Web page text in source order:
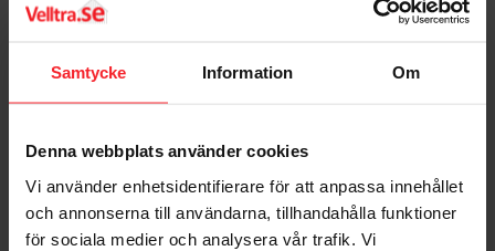
Samtycke Information Om
Denna webbplats använder cookies
Vi använder enhetsidentifierare för att anpassa innehållet
och annonserna till användarna, tillhandahålla funktioner
för sociala medier och analysera vår trafik. Vi
Kajuthake 7402 Krom,
Habo 54585
001683001
133
Kajuthake 7408 Smide,
007304393
77